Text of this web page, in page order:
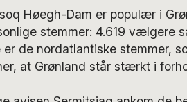
Høegh-Dam er populær i
stemmer: 4.619 vælgere
er de nordatlantiske stemmer,
at Grønland står stærkt i